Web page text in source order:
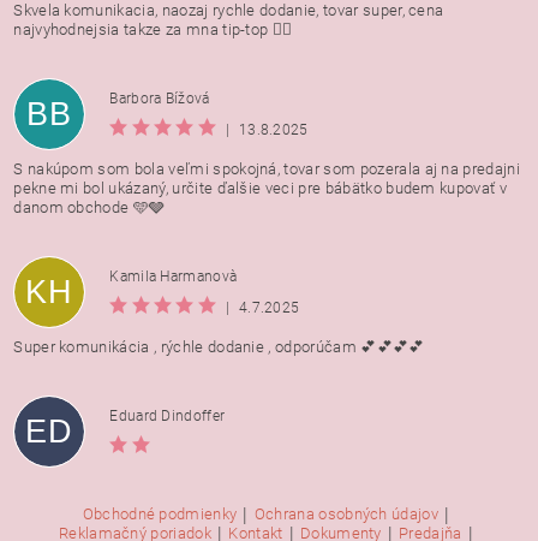
Skvela komunikacia, naozaj rychle dodanie, tovar super, cena
najvyhodnejsia takze za mna tip-top 👍🏻
BB
Barbora Bížová
13.8.2025
S nakúpom som bola veľmi spokojná, tovar som pozerala aj na predajni
pekne mi bol ukázaný, určite ďalšie veci pre bábätko budem kupovať v
danom obchode 🩵🩶
KH
Kamila Harmanovà
4.7.2025
Super komunikácia , rýchle dodanie , odporúčam 💕💕💕💕
ED Eduard Dindoffer
Obchodné podmienky | Ochrana osobných údajov |
Reklamačný poriadok | Kontakt | Dokumenty | Predajňa |